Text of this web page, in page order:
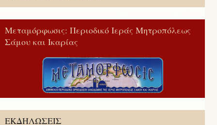
Μεταμόρφωσις: Περιοδικό Ιεράς Μητροπόλεως
Σάμου και Ικαρίας
ΕΚΔΗΛΩΣΕΙΣ